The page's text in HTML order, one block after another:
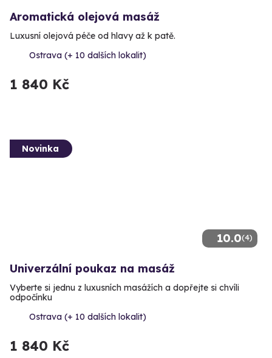
Aromatická olejová masáž
Luxusní olejová péče od hlavy až k patě.
Ostrava (+ 10 dalších lokalit)
1 840 Kč
10.0(4)
Novinka
Univerzální poukaz na masáž
Vyberte si jednu z luxusních masážích a dopřejte si chvíli
odpočínku
Ostrava (+ 10 dalších lokalit)
1 840 Kč